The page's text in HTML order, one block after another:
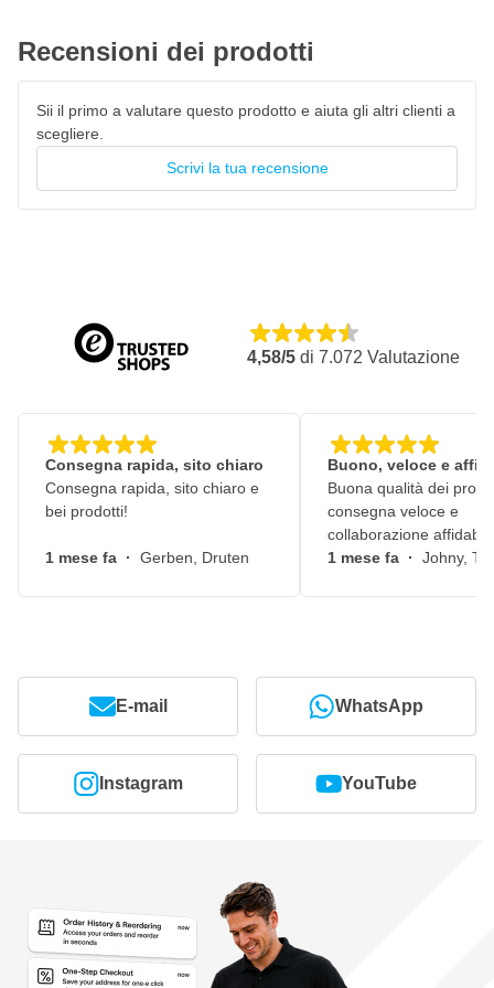
Recensioni dei prodotti
Sii il primo a valutare questo prodotto e aiuta gli altri clienti a
scegliere.
Scrivi la tua recensione
4,58/5 di 7.072 Valutazione
Consegna rapida, sito chiaro
Consegna rapida, sito chiaro e
bei prodotti!
1 mese fa · Gerben, Druten
Buono, veloce e
Buona qualità dei
consegna veloce e
collaborazione
1 mese fa · Johny,
E-mail WhatsApp
Instagram YouTube